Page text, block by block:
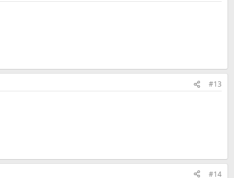
#13
#14